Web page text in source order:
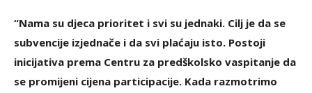
“Nama su djeca prioritet i svi su jednaki. Cilj je da se
subvencije izjednače i da svi plaćaju isto. Postoji
inicijativa prema Centru za predškolsko vaspitanje da
se promijeni cijena participacije. Kada razmotrimo